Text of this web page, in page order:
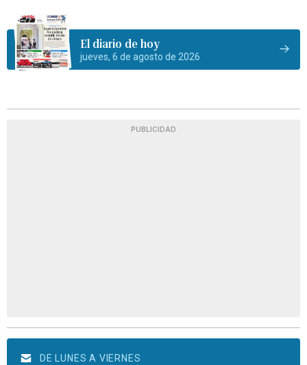
El diario de hoy
jueves, 6 de agosto de 2026
PUBLICIDAD
DE LUNES A VIERNES